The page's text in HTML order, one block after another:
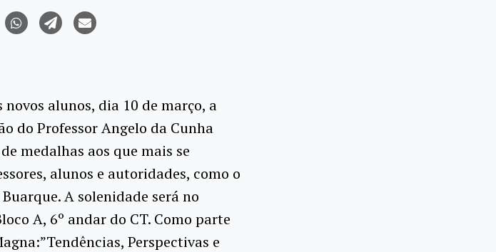
alunos, dia 10 de março, a
do Professor Angelo da Cunha
medalhas aos que mais se
alunos e autoridades, como o
A solenidade será no
A, 6º andar do CT. Como parte
Perspectivas e